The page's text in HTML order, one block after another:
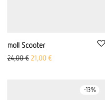
moll Scooter
24,00€ 原价： 24.00 欧元
21,00 €当前价格为：21.00
-13%